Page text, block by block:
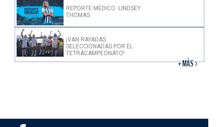
REPORTE MÉDICO: LINDSEY
THOMAS
¡VAN RAYADAS
SELECCIONADAS POR EL
TETRACAMPEONATO!
+ MÁS >